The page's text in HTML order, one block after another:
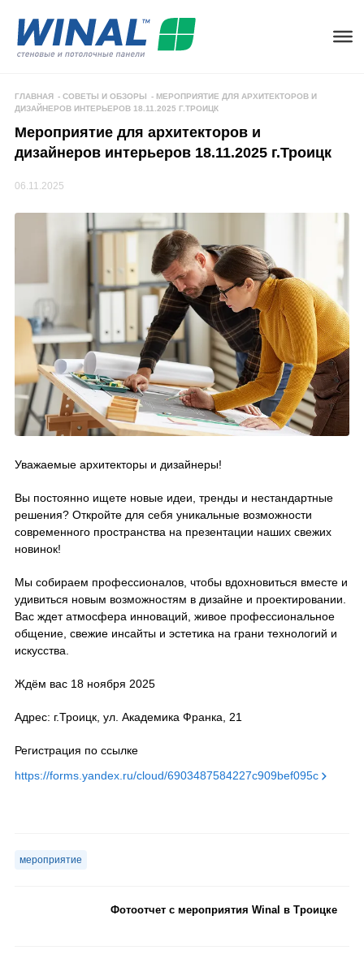
ГЛАВНАЯ - СОВЕТЫ И ОБЗОРЫ - МЕРОПРИЯТИЕ ДЛЯ АРХИТЕКТОРОВ И
ДИЗАЙНЕРОВ ИНТЕРЬЕРОВ 18.11.2025 Г.ТРОИЦК
Мероприятие для архитекторов и
дизайнеров интерьеров 18.11.2025 г.Троицк
06.11.2025
Уважаемые архитекторы и дизайнеры!
Вы постоянно ищете новые идеи, тренды и нестандартные
решения? Откройте для себя уникальные возможности
современного пространства на презентации наших свежих
новинок!
Мы собираем профессионалов, чтобы вдохновиться вместе и
удивиться новым возможностям в дизайне и проектировании.
Вас ждет атмосфера инноваций, живое профессиональное
общение, свежие инсайты и эстетика на грани технологий и
искусства.
Ждём вас 18 ноября 2025
Адрес: г.Троицк, ул. Академика Франка, 21
Регистрация по ссылке
https://forms.yandex.ru/cloud/6903487584227c909bef095c
мероприятие
Фотоотчет с мероприятия Winal в Троицке